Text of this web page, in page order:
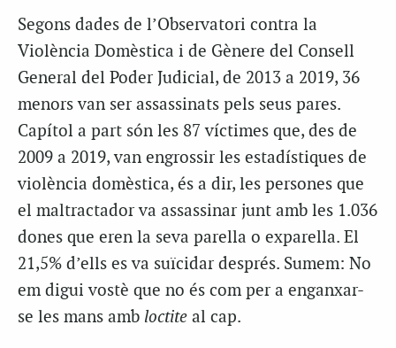
Segons dades de l’Observatori contra la
Violència Domèstica i de Gènere del Consell
General del Poder Judicial, de 2013 a 2019, 36
menors van ser assassinats pels seus pares.
Capítol a part són les 87 víctimes que, des de
2009 a 2019, van engrossir les estadístiques de
violència domèstica, és a dir, les persones que
el maltractador va assassinar junt amb les 1.036
dones que eren la seva parella o exparella. El
21,5% d’ells es va suïcidar després. Sumem: No
em digui vostè que no és com per a enganxar-
se les mans amb loctite al cap.